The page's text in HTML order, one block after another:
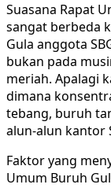
Suasana Rapat
sangat berbeda
Gula anggota
bukan pada
meriah. Apalagi
dimana
tebang, buruh
alun-alun kantor
Faktor yang
Umum Buruh